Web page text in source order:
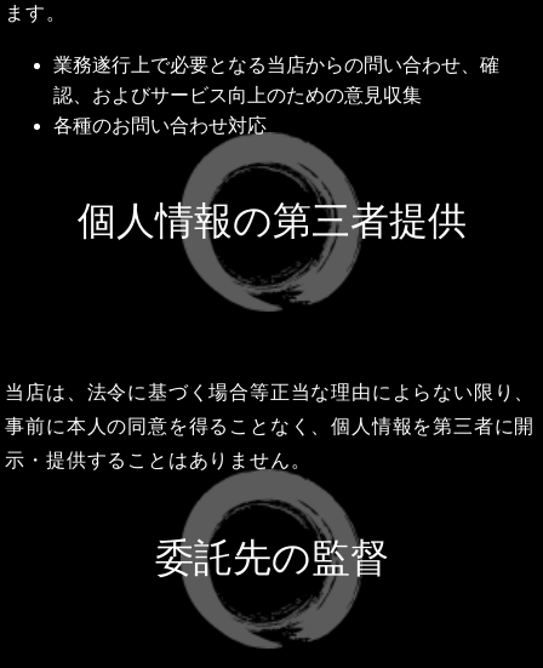
ます。
業務遂行上で必要となる当店からの問い合わせ、確
認、およびサービス向上のための意見収集
各種のお問い合わせ対応
個人情報の第三者提供
当店は、法令に基づく場合等正当な理由によらない限り、
事前に本人の同意を得ることなく、個人情報を第三者に開
示・提供することはありません。
委託先の監督